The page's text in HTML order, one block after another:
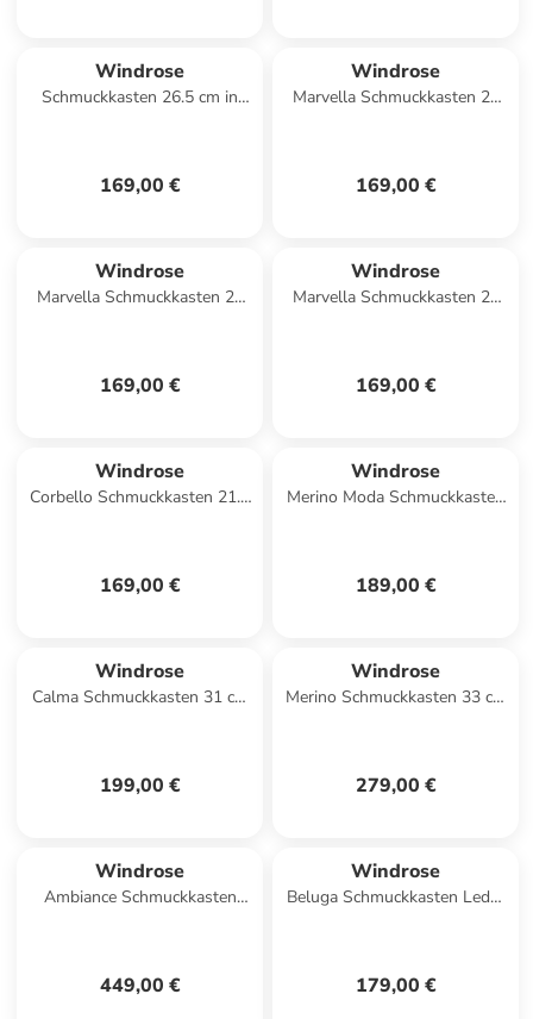
Windrose
Schmuckkasten 26.5 cm in
169,00 €
Windrose
Marvella Schmuckkasten 21
169,00 €
Windrose
Marvella Schmuckkasten 21
169,00 €
Windrose
Marvella Schmuckkasten 21
169,00 €
Windrose
Corbello Schmuckkasten 21.5
169,00 €
Windrose
Merino Moda Schmuckkasten
189,00 €
Windrose
Calma Schmuckkasten 31 cm
199,00 €
Windrose
Merino Schmuckkasten 33 cm
279,00 €
Windrose
Ambiance Schmuckkasten
449,00 €
Windrose
Beluga Schmuckkasten Leder
179,00 €